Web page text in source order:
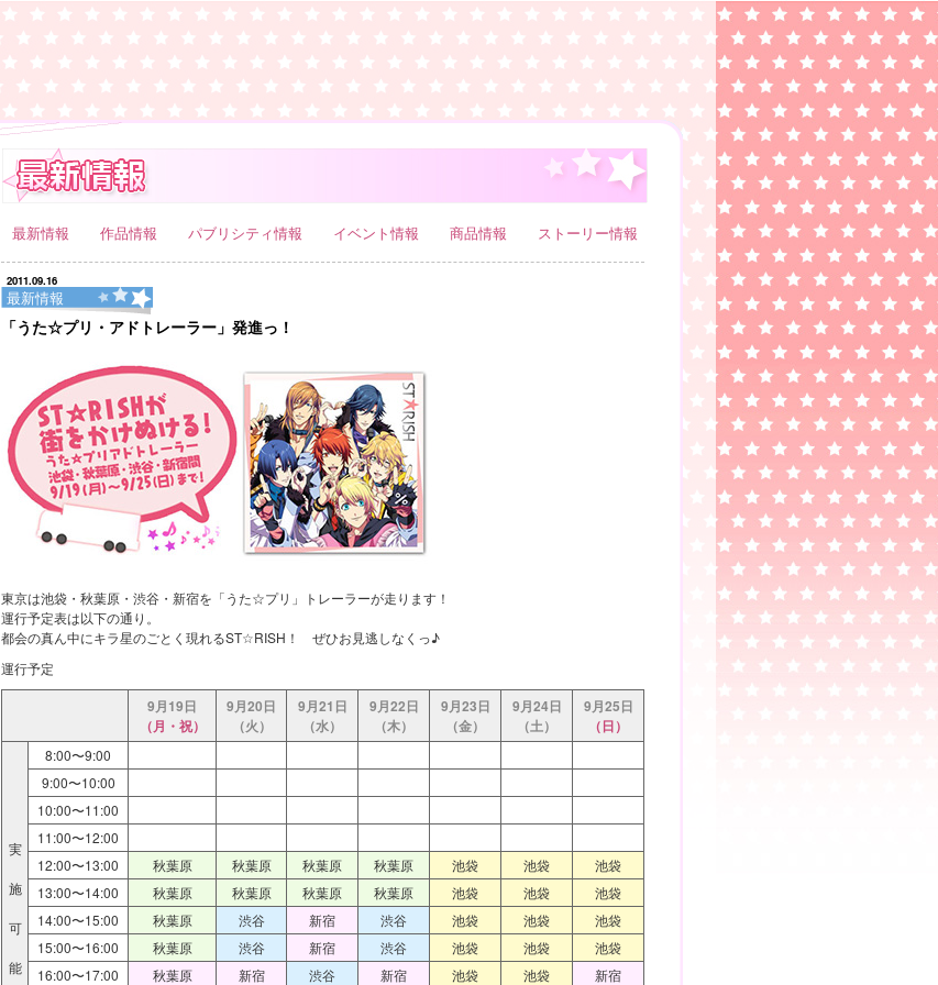
最新情報 作品情報 パブリシティ情報 イベント情報 商品情報 ストーリー情報
2011.09.16
最新情報
「うた☆プリ・アドトレーラー」発進っ！
東京は池袋・秋葉原・渋谷・新宿を「うた☆プリ」トレーラーが走ります！
運行予定表は以下の通り。
都会の真ん中にキラ星のごとく現れるST☆RISH！ ぜひお見逃しなくっ♪
運行予定
9月19日
（月・祝）
9月20日
（火）
9月21日
（水）
9月22日
（木）
9月23日
（金）
9月24日
（土）
9月25日
（日）
実
施
可
能
8:00〜9:00
9:00〜10:00
10:00〜11:00
11:00〜12:00
12:00〜13:00
秋葉原 秋葉原 秋葉原 秋葉原 池袋 池袋
池袋
13:00〜14:00
秋葉原 秋葉原 秋葉原 秋葉原 池袋 池袋
池袋
14:00〜15:00
秋葉原 渋谷 新宿 渋谷 池袋 池袋
池袋
15:00〜16:00
秋葉原 渋谷 新宿 渋谷 池袋 池袋
池袋
16:00〜17:00
秋葉原 新宿 渋谷 新宿 池袋 池袋 新宿